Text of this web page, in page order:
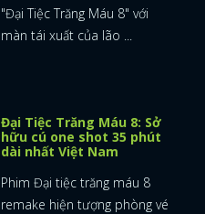
"Đại Tiệc Trăng Máu 8" với
màn tái xuất của lão ...
Đại Tiệc Trăng Máu 8: Sở
hữu cú one shot 35 phút
dài nhất Việt Nam
Phim Đại tiệc trăng máu 8
remake hiện tượng phòng vé